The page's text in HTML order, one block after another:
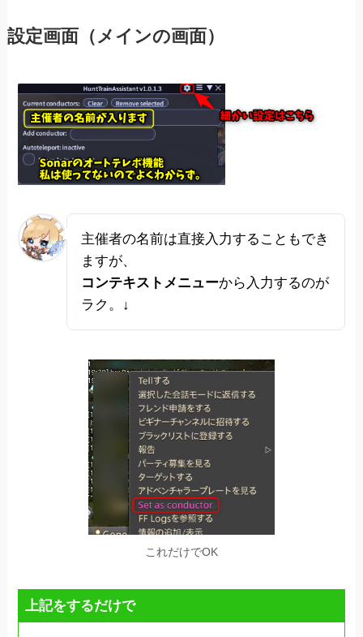
設定画面（メインの画面）
主催者の名前は直接入力することもでき
ますが、
コンテキストメニューから入力するのが
ラク。↓
これだけでOK
上記をするだけで